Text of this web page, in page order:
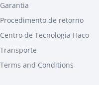
Garantia
Procedimento de retorno
Centro de Tecnologia Haco
Transporte
Terms and Conditions